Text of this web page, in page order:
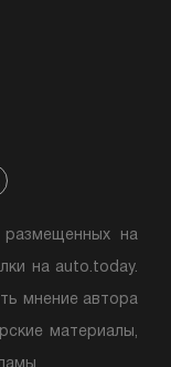
размещенных на
на auto.today.
мнение автора
материалы,